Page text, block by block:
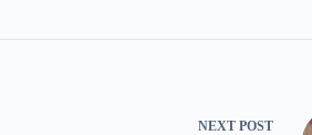
NEXT POST